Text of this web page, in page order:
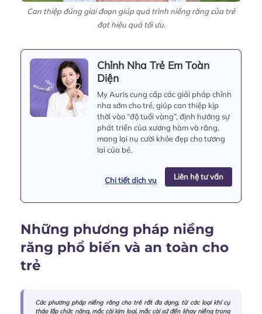
Can thiệp đúng giai đoạn giúp quá trình niềng răng của trẻ
đạt hiệu quả tối ưu.
Chỉnh Nha Trẻ Em Toàn
Diện
My Auris cung cấp các giải pháp chỉnh
nha sớm cho trẻ, giúp can thiệp kịp
thời vào “độ tuổi vàng”, định hướng sự
phát triển của xương hàm và răng,
mang lại nụ cười khỏe đẹp cho tương
lai của bé.
Chi tiết dịch vụ Liên hệ tư vấn
Những phương pháp niềng
răng phổ biến và an toàn cho
trẻ
Các phương pháp niềng răng cho trẻ rất đa dạng, từ các loại khí cụ
tháo lắp chức năng, mắc cài kim loại, mắc cài sứ đến khay niềng trong